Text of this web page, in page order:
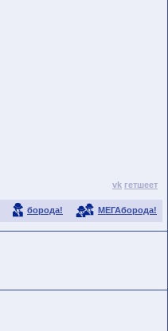
vk гетшеет
борода! МЕГАборода!